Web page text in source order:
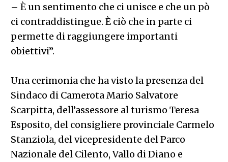
– È un sentimento che ci unisce e che un pò
ci contraddistingue. È ciò che in parte ci
permette di raggiungere importanti
obiettivi”.
Una cerimonia che ha visto la presenza del
Sindaco di Camerota Mario Salvatore
Scarpitta, dell’assessore al turismo Teresa
Esposito, del consigliere provinciale Carmelo
Stanziola, del vicepresidente del Parco
Nazionale del Cilento, Vallo di Diano e